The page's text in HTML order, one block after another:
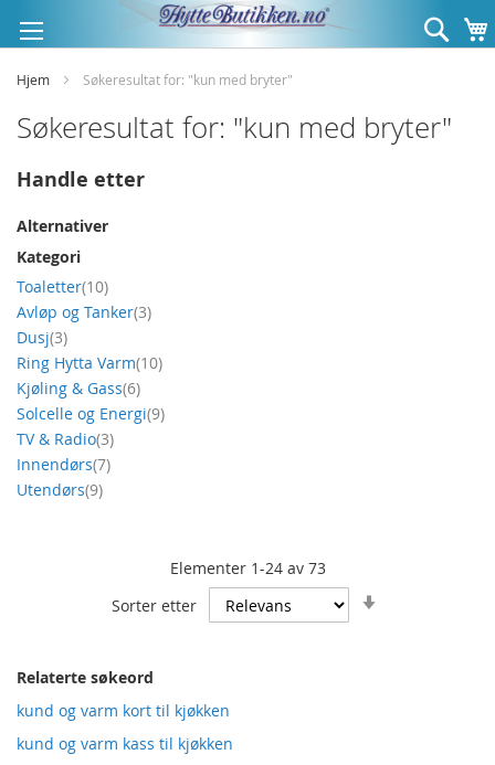
til
innhold
Søk
Hjem Søkeresultat for: "kun med bryter"
Søkeresultat for: "kun med bryter"
Elementer 1-24av 73
Sorter etter
Relaterte søkeord
kund og varm kort til kjøkken
kund og varm kass til kjøkken
Handle etter
Alternativer
Kategori
Toaletter 10produkt
Avløp og Tanker 3produkt
Dusj 3produkt
Ring Hytta Varm 10produkt
Kjøling & Gass 6produkt
Solcelle og Energi 9produkt
TV & Radio 3produkt
Innendørs 7produkt
Utendørs 9produkt